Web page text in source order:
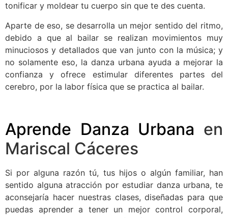
tonificar y moldear tu cuerpo sin que te des cuenta.
Aparte de eso, se desarrolla un mejor sentido del ritmo,
debido a que al bailar se realizan movimientos muy
minuciosos y detallados que van junto con la música; y
no solamente eso, la danza urbana ayuda a mejorar la
confianza y ofrece estimular diferentes partes del
cerebro, por la labor física que se practica al bailar.
Aprende Danza Urbana en
Mariscal Cáceres
Si por alguna razón tú, tus hijos o algún familiar, han
sentido alguna atracción por estudiar danza urbana, te
aconsejaría hacer nuestras clases, diseñadas para que
puedas aprender a tener un mejor control corporal,